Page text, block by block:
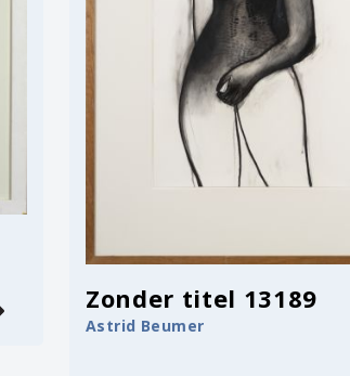
Zonder titel 13189
Astrid Beumer